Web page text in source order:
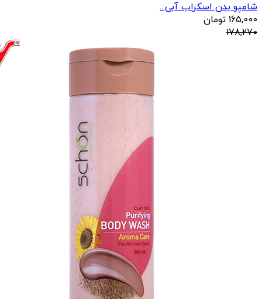
شامپو بدن اسکراب آبی...
165,000 تومان
178,270